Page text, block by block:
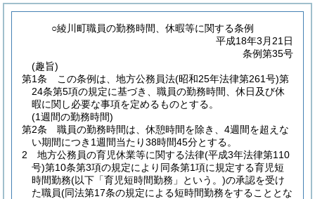
○綾川町職員の勤務時間、休暇等に関する条例
平成18年3月21日
条例第35号
(趣旨)
第1条
この条例は、地方公務員法(昭和25年法律第261号)第
24条第5項の規定に基づき、職員の勤務時間、休日及び休
暇に関し必要な事項を定めるものとする。
(1週間の勤務時間)
第2条
職員の勤務時間は、休憩時間を除き、4週間を超えな
い期間につき1週間当たり38時間45分とする。
2
地方公務員の育児休業等に関する法律(平成3年法律第110
号)第10条第3項の規定により同条第1項に規定する育児短
時間勤務(以下「育児短時間勤務」という。)の承認を受け
た職員(同法第17条の規定による短時間勤務をすることとな